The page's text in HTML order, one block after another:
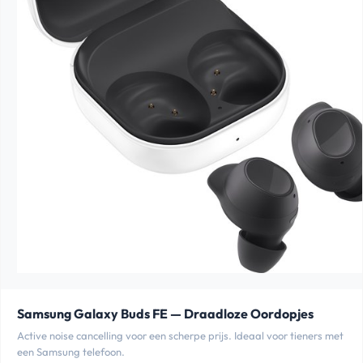
Samsung Galaxy Buds FE — Draadloze Oordopjes
Active noise cancelling voor een scherpe prijs. Ideaal voor tieners met
een Samsung telefoon.